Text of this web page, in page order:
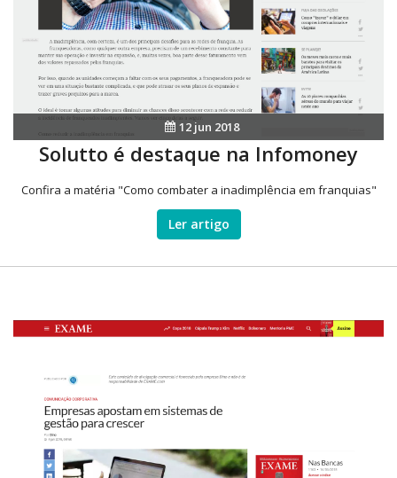
12 jun 2018
Solutto é destaque na Infomoney
Confira a matéria "Como combater a inadimplência em franquias"
Ler artigo